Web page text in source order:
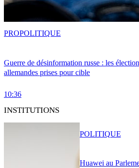
Guerre de désinformation russe : les
allemandes prises pour cible
10:36
PROPOLITIQUE
INSTITUTIONS
Huawei au
POLITIQUE